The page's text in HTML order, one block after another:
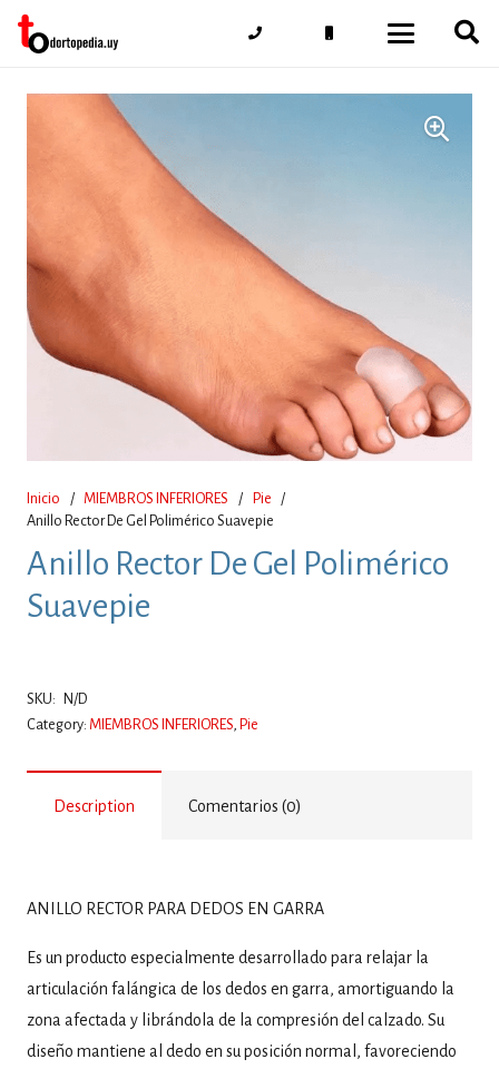
Inicio / MIEMBROS INFERIORES / Pie
/
Anillo Rector De Gel Polimérico Suavepie
Anillo Rector De Gel Polimérico
Suavepie
SKU:
N/D
Category: MIEMBROS INFERIORES, Pie
Description Comentarios (0)
ANILLO RECTOR PARA DEDOS EN GARRA
Es un producto especialmente desarrollado para relajar la
articulación falángica de los dedos en garra, amortiguando la
zona afectada y librándola de la compresión del calzado. Su
diseño mantiene al dedo en su posición normal, favoreciendo